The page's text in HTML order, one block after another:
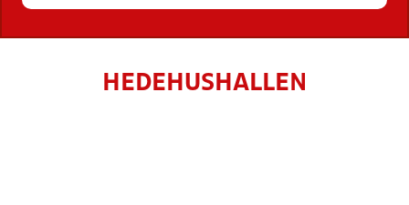
HEDEHUSHALLEN